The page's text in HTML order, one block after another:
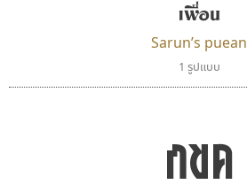
เพื่อน
Sarun’s puean
1 รูปแบบ
กขค